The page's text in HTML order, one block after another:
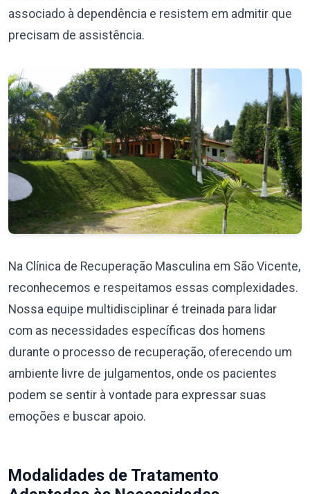
associado à dependência e resistem em admitir que
precisam de assistência.
Na Clínica de Recuperação Masculina em São Vicente,
reconhecemos e respeitamos essas complexidades.
Nossa equipe multidisciplinar é treinada para lidar
com as necessidades específicas dos homens
durante o processo de recuperação, oferecendo um
ambiente livre de julgamentos, onde os pacientes
podem se sentir à vontade para expressar suas
emoções e buscar apoio.
Modalidades de Tratamento